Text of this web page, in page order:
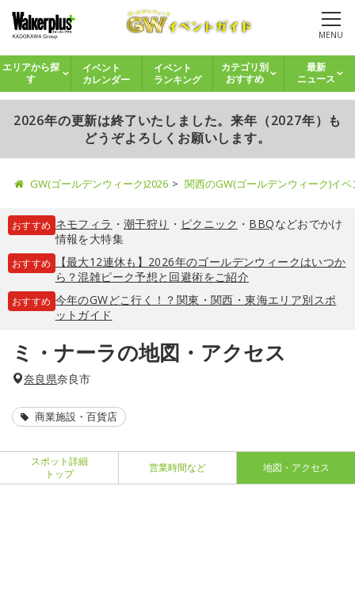
MENU
エリアから探
す
イベント
カレンダー
イベント
ランキング
カテゴリ別
おすすめ
最新
ニュース
2026年の更新は終了いたしました。来年（2027年）も
どうぞよろしくお願いします。
GW(ゴールデンウィーク)2026 関西のGW(ゴールデンウィーク)イ
おすすめ ネモフィラ ・ 潮干狩り ・ ピクニック ・ BBQなどおでかけ
情報を大特集
おすすめ
【最大12連休も】2026年のゴールデンウィークはいつか
ら？混雑ピーク予想と回避術をご紹介
おすすめ 今年のGWどこ行く！？関東・関西・東海エリア別スポ
ットガイド
ミ・ナーラの地図・アクセス
奈良県奈良市
商業施設・百貨店
スポット詳細
トップ
営業時間など 地図・アクセス